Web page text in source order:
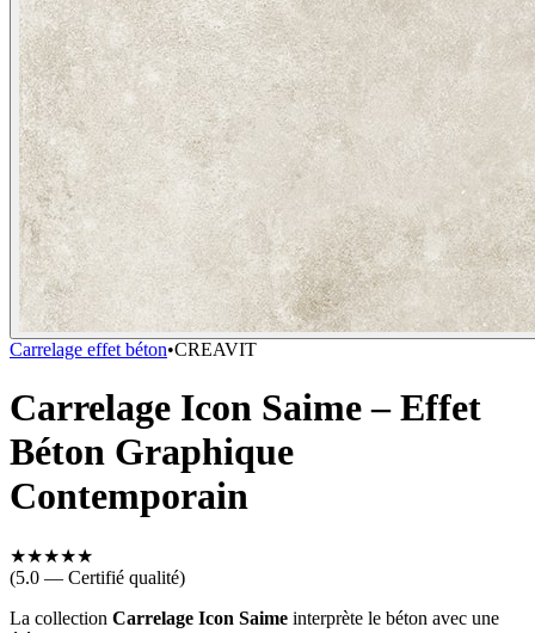
Carrelage effet béton•CREAVIT
Carrelage Icon Saime – Effet
Béton Graphique
Contemporain
★★★★★
(5.0 — Certifié qualité)
La collection Carrelage Icon Saime interprète le béton avec une